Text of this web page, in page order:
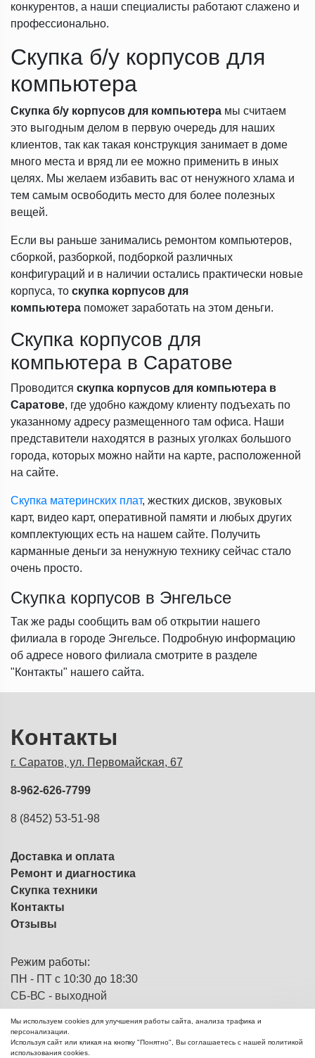
конкурентов, а наши специалисты работают слажено и
профессионально.
Скупка б/у корпусов для
компьютера
Скупка б/у корпусов для компьютера мы считаем
это выгодным делом в первую очередь для наших
клиентов, так как такая конструкция занимает в доме
много места и вряд ли ее можно применить в иных
целях. Мы желаем избавить вас от ненужного хлама и
тем самым освободить место для более полезных
вещей.
Если вы раньше занимались ремонтом компьютеров,
сборкой, разборкой, подборкой различных
конфигураций и в наличии остались практически новые
корпуса, то скупка корпусов для
компьютера поможет заработать на этом деньги.
Скупка корпусов для
компьютера в Саратове
Проводится скупка корпусов для компьютера в
Саратове, где удобно каждому клиенту подъехать по
указанному адресу размещенного там офиса. Наши
представители находятся в разных уголках большого
города, которых можно найти на карте, расположенной
на сайте.
Скупка материнских плат, жестких дисков, звуковых
карт, видео карт, оперативной памяти и любых других
комплектующих есть на нашем сайте. Получить
карманные деньги за ненужную технику сейчас стало
очень просто.
Скупка корпусов в Энгельсе
Так же рады сообщить вам об открытии нашего
филиала в городе Энгельсе. Подробную информацию
об адресе нового филиала смотрите в разделе
"Контакты" нашего сайта.
Контакты
г. Саратов, ул. Первомайская, 67
8-962-626-7799
8 (8452) 53-51-98
Доставка и оплата
Ремонт и диагностика
Скупка техники
Контакты
Отзывы
Режим работы:
ПН - ПТ с 10:30 до 18:30
СБ-ВС - выходной
© 2013 - 2026ЭВМка - компьютерный
Мы используем cookies для улучшения работы сайта, анализа трафика и
персонализации.
Используя сайт или кликая на кнопку "Понятно", Вы соглашаетесь с нашей политикой
использования cookies.